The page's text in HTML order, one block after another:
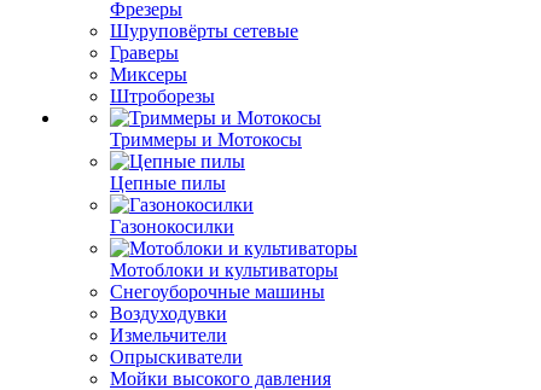
Фрезеры
Шуруповёрты сетевые
Граверы
Миксеры
Штроборезы
Триммеры и Мотокосы
Цепные пилы
Газонокосилки
Мотоблоки и культиваторы
Снегоуборочные машины
Воздуходувки
Измельчители
Опрыскиватели
Мойки высокого давления